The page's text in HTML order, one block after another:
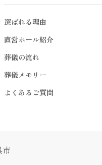
選ばれる理由
直営ホール紹介
葬儀の流れ
葬儀メモリー
よくあるご質問
市